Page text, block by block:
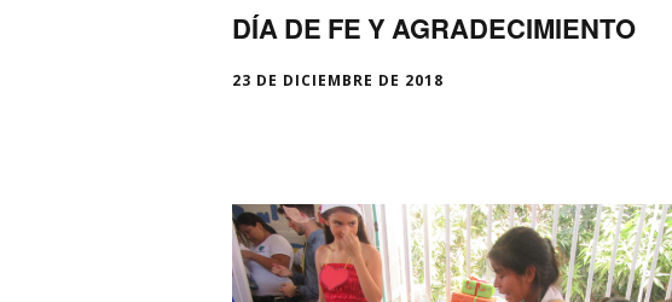
DÍA DE FE Y AGRADECIMIENTO
23 DE DICIEMBRE DE 2018